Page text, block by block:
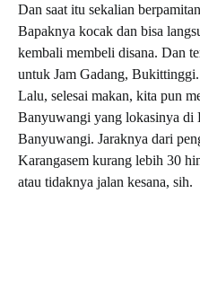
Dan saat itu sekalian
Bapaknya kocak dan bisa
kembali membeli disana. Dan
untuk Jam Gadang,
Lalu, selesai makan, kita pun
Banyuwangi yang lokasinya di
Banyuwangi. Jaraknya dari
Karangasem kurang lebih 30
atau tidaknya jalan kesana, sih.